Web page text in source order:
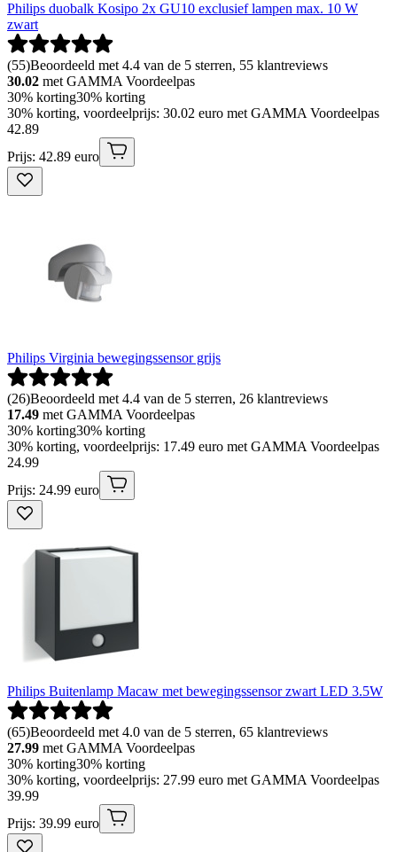
Philips duobalk Kosipo 2x GU10 exclusief lampen max. 10 W
zwart
(55)Beoordeeld met 4.4 van de 5 sterren, 55 klantreviews
30.02 met GAMMA Voordeelpas
30% korting30% korting
30% korting, voordeelprijs: 30.02 euro met GAMMA Voordeelpas
42.89
Prijs: 42.89 euro
Philips Virginia bewegingssensor grijs
(26)Beoordeeld met 4.4 van de 5 sterren, 26 klantreviews
17.49 met GAMMA Voordeelpas
30% korting30% korting
30% korting, voordeelprijs: 17.49 euro met GAMMA Voordeelpas
24.99
Prijs: 24.99 euro
Philips Buitenlamp Macaw met bewegingssensor zwart LED 3.5W
(65)Beoordeeld met 4.0 van de 5 sterren, 65 klantreviews
27.99 met GAMMA Voordeelpas
30% korting30% korting
30% korting, voordeelprijs: 27.99 euro met GAMMA Voordeelpas
39.99
Prijs: 39.99 euro